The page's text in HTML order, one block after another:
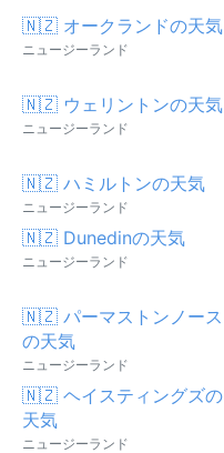
🇳🇿 オークランドの天気
ニュージーランド
🇳🇿 ウェリントンの天気
ニュージーランド
🇳🇿 ハミルトンの天気
ニュージーランド
🇳🇿 Dunedinの天気
ニュージーランド
🇳🇿 パーマストンノース
の天気
ニュージーランド
🇳🇿 ヘイスティングズの
天気
ニュージーランド